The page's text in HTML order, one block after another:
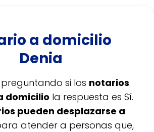
a domicilio
Denia
si los notarios
domicilio la respuesta es Sí.
pueden desplazarse a
atender a personas que,